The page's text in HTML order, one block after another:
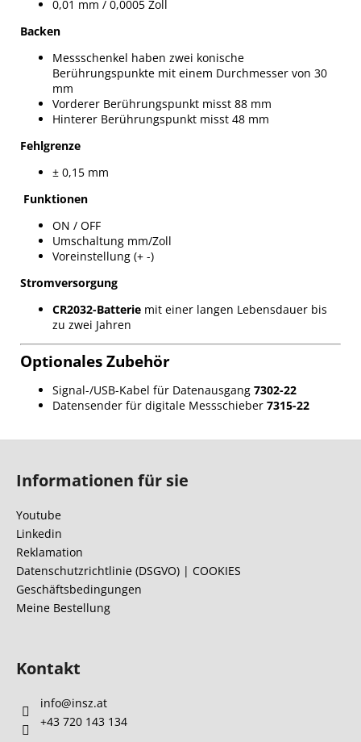
0,01 mm / 0,0005 Zoll
Backen
Messschenkel haben zwei konische
Berührungspunkte mit einem Durchmesser von 30
mm
Vorderer Berührungspunkt misst 88 mm
Hinterer Berührungspunkt misst 48 mm
Fehlgrenze
± 0,15 mm
Funktionen
ON / OFF
Umschaltung mm/Zoll
Voreinstellung (+ -)
Stromversorgung
CR2032-Batterie mit einer langen Lebensdauer bis
zu zwei Jahren
Optionales Zubehör
Signal-/USB-Kabel für Datenausgang 7302-22
Datensender für digitale Messschieber 7315-22
Informationen für sie
Youtube
Linkedin
Reklamation
Datenschutzrichtlinie (DSGVO) | COOKIES
Geschäftsbedingungen
Meine Bestellung
Kontakt
info@insz.at
+43 720 143 134